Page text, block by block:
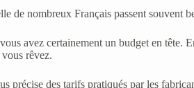
de nombreux Français passent souvent
avez certainement un budget en
rêvez.
précise des tarifs pratiqués par les